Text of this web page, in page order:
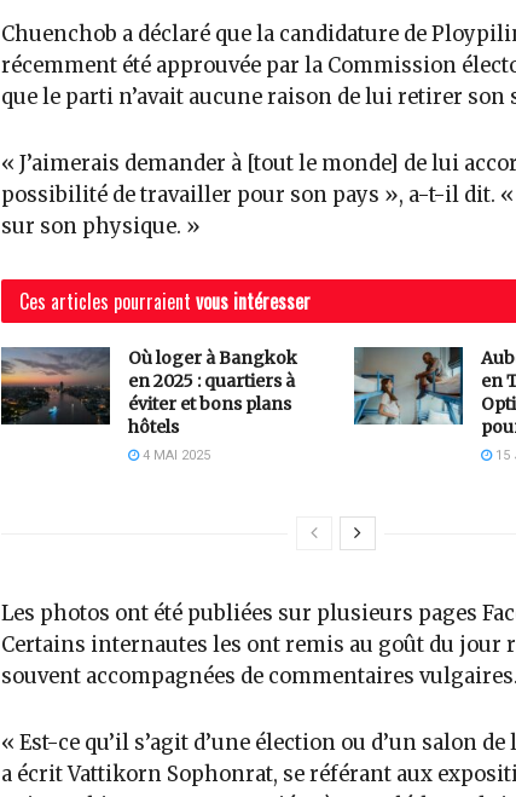
Chuenchob a déclaré que la candidature de
récemment été approuvée par la Commission
que le parti n’avait aucune raison de lui retirer son
« J’aimerais demander à [tout le monde] de lui
possibilité de travailler pour son pays », a-t-il dit. «
sur son physique. »
Ces articles pourraient vous intéresser
Où loger à Bangkok
en 2025 : quartiers à
éviter et bons plans
hôtels
4 MAI 2025
en
15
Les photos ont été publiées sur plusieurs pages
Certains internautes les ont remis au goût du jour
souvent accompagnées de commentaires vulgaires.
« Est-ce qu’il s’agit d’une élection ou d’un salon de
a écrit Vattikorn Sophonrat, se référant aux